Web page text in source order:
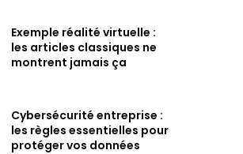
Exemple réalité virtuelle :
les articles classiques ne
montrent jamais ça
Cybersécurité entreprise :
les règles essentielles pour
protéger vos données